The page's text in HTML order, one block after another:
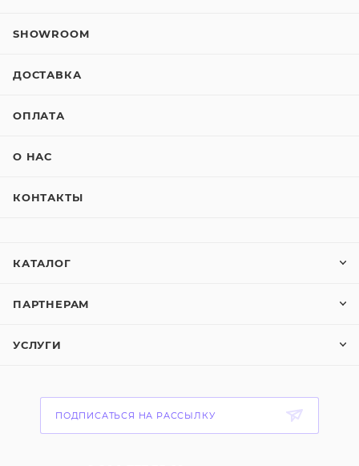
SHOWROOM
ДОСТАВКА
ОПЛАТА
О НАС
КОНТАКТЫ
КАТАЛОГ
ПАРТНЕРАМ
УСЛУГИ
ПОДПИСАТЬСЯ НА РАССЫЛКУ